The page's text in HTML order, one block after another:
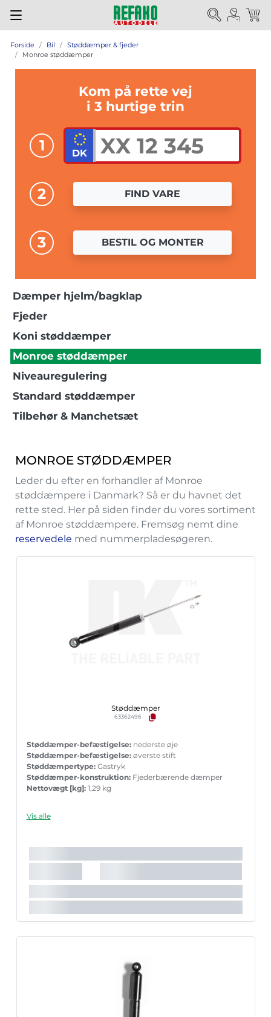
Forside Bil
Støddæmper & fjeder
Monroe støddæmper
Kom på rette vej
i 3 hurtige trin
1
2 FIND VARE
3 BESTIL OG MONTER
Dæmper hjelm/bagklap
Fjeder
Koni støddæmper
Monroe støddæmper
Niveauregulering
Standard støddæmper
Tilbehør & Manchetsæt
MONROE STØDDÆMPER
Leder du efter en forhandler af Monroe
støddæmpere i Danmark? Så er du havnet det
rette sted. Her på siden finder du vores sortiment
af Monroe støddæmpere. Fremsøg nemt dine
reservedele med nummerpladesøgeren.
Støddæmper
63362496
Støddæmper-befæstigelse:nederste øje
Støddæmper-befæstigelse:øverste stift
Støddæmpertype:Gastryk
Støddæmper-konstruktion:Fjederbærende dæmper
Nettovægt [kg]:1,29 kg
Vis alle